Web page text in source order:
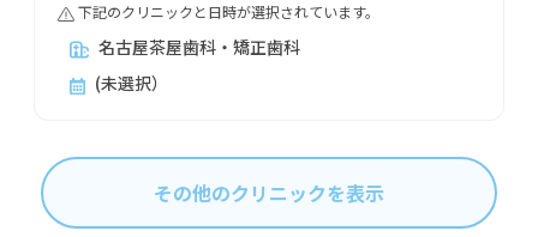
下記のクリニックと日時が選択されています。
名古屋茶屋歯科・矯正歯科
(未選択）
その他のクリニックを表示